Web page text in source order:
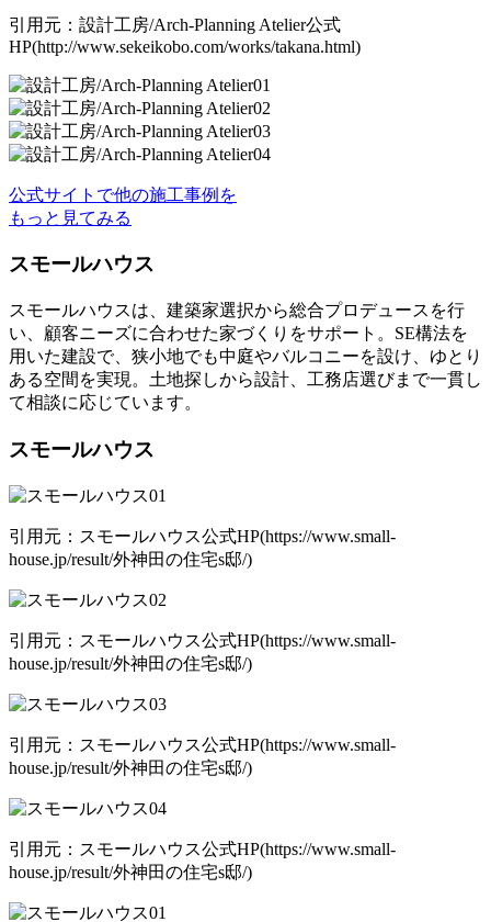
引用元：設計工房/Arch-Planning Atelier公式
HP(http://www.sekeikobo.com/works/takana.html)
公式サイトで他の施工事例を
もっと見てみる
スモールハウス
スモールハウスは、建築家選択から総合プロデュースを行
い、顧客ニーズに合わせた家づくりをサポート。SE構法を
用いた建設で、狭小地でも中庭やバルコニーを設け、ゆとり
ある空間を実現。土地探しから設計、工務店選びまで一貫し
て相談に応じています。
スモールハウス
引用元：スモールハウス公式HP(https://www.small-
house.jp/result/外神田の住宅s邸/)
引用元：スモールハウス公式HP(https://www.small-
house.jp/result/外神田の住宅s邸/)
引用元：スモールハウス公式HP(https://www.small-
house.jp/result/外神田の住宅s邸/)
引用元：スモールハウス公式HP(https://www.small-
house.jp/result/外神田の住宅s邸/)